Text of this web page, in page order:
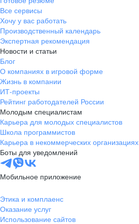
Все сервисы
Хочу у вас работать
Производственный календарь
Экспертная рекомендация
Новости и статьи
Блог
О компаниях в игровой форме
Жизнь в компании
ИТ-проекты
Рейтинг работодателей России
Молодым специалистам
Карьера для молодых специалистов
Школа программистов
Карьера в некоммерческих организациях
Боты для уведомлений
Мобильное приложение
Этика и комплаенс
Оказание услуг
Использование сайтов